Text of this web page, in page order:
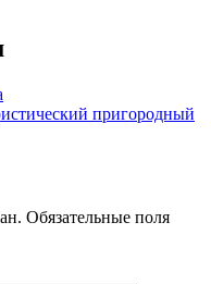
пригородный
Обязательные поля